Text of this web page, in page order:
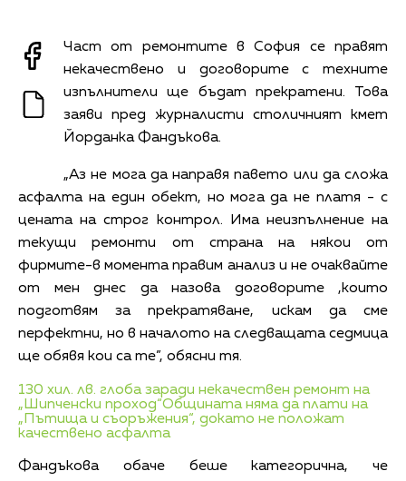
Част от ремонтите в София се правят
некачествено и договорите с техните
изпълнители ще бъдат прекратени. Това
заяви пред журналисти столичният кмет
Йорданка Фандъкова.
„Аз не мога да направя павето или да сложа
асфалта на един обект, но мога да не платя - с
цената на строг контрол. Има неизпълнение на
текущи ремонти от страна на някои от
фирмите-в момента правим анализ и не очаквайте
от мен днес да назова договорите ,които
подготвям за прекратяване, искам да сме
перфектни, но в началото на следващата седмица
ще обявя кои са те”, обясни тя.
130 хил. лв. глоба заради некачествен ремонт на
„Шипченски проход“Общината няма да плати на
„Пътища и съоръжения“, докато не положат
качествено асфалта
Фандъкова обаче беше категорична, че